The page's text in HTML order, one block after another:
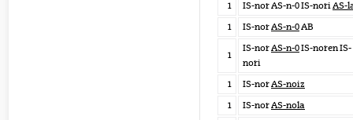
1
IS-nor AS-n-0 IS-noriAS-
1
IS-norAS-n-0AB
1
IS-norAS-n-0IS-noren IS-
nori
1
IS-norAS-noiz
1
IS-norAS-nola